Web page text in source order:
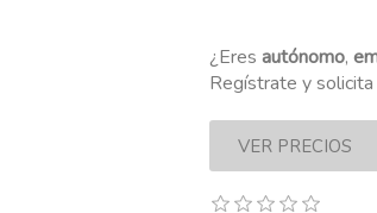
¿Eresautónomo,
Regístrate y